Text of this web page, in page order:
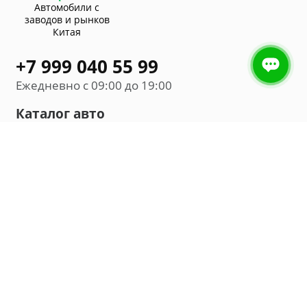
Автомобили с
заводов и рынков
Китая
+7 999 040 55 99
Ежедневно с 09:00 до 19:00
Каталог авто